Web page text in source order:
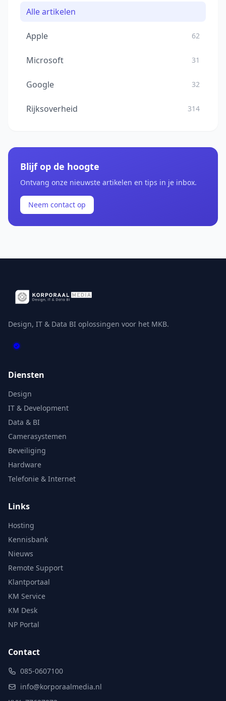
Alle artikelen
Apple 62
Microsoft 31
Google 32
Rijksoverheid 314
Blijf op de hoogte
Ontvang onze nieuwste artikelen en tips in je inbox.
Neem contact op
Design, IT & Data BI oplossingen voor het MKB.
Diensten
Design
IT & Development
Data & BI
Camerasystemen
Beveiliging
Hardware
Telefonie & Internet
Links
Hosting
Kennisbank
Nieuws
Remote Support
Klantportaal
KM Service
KM Desk
NP Portal
Contact
085-0607100
info@korporaalmedia.nl